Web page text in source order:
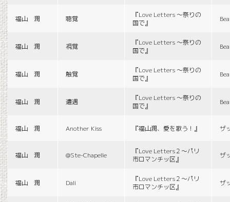
福山 潤 聴覚
『Love Letters 〜祭りの
国で』
福山 潤 視覚
『Love Letters 〜祭りの
国で』
福山 潤 触覚
『Love Letters 〜祭りの
国で』
福山 潤 遭遇
『Love Letters 〜祭りの
国で』
福山 潤 Another Kiss 『福山潤、愛を歌う！』 ザ
福山 潤 @Ste-Chapelle
『Love Letters２〜パリ
市ロマンチッ区』
ザ
福山 潤 Dali
『Love Letters２〜パリ
市ロマンチッ区』
ザ